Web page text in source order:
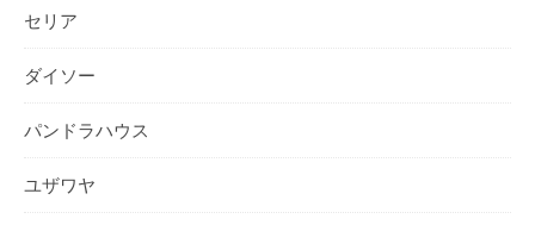
セリア
ダイソー
パンドラハウス
ユザワヤ